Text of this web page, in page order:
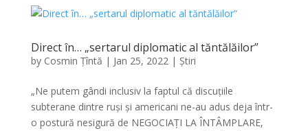
Direct în… „sertarul diplomatic al tăntălăilor”
by Cosmin Țîntă | Jan 25, 2022| Știri
„Ne putem gândi inclusiv la faptul că discuțiile
subterane dintre ruși și americani ne-au adus deja într-
o postură nesigură de NEGOCIAȚI LA ÎNTÂMPLARE,